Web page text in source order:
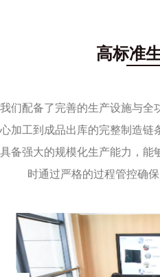
在“应急使命2025”中被
我们将继续书写更多的
界新材料领军企业。
高标准
我们配备了完善的生产设施与
心加工到成品出库的完整制造链
具备强大的规模化生产能力，能
时通过严格的过程管控确